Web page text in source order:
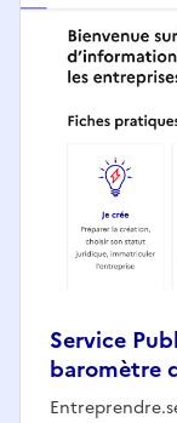
Service
baromètre